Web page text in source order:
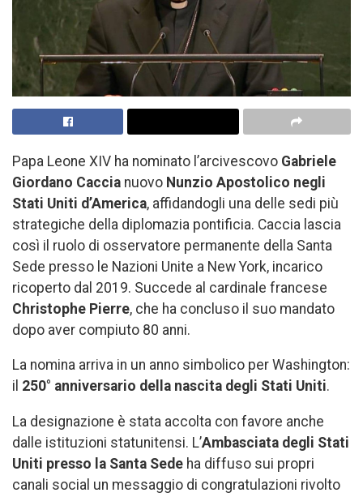
Papa Leone XIV ha nominato l’arcivescovo Gabriele
Giordano Caccia nuovo Nunzio Apostolico negli
Stati Uniti d’America, affidandogli una delle sedi più
strategiche della diplomazia pontificia. Caccia lascia
così il ruolo di osservatore permanente della Santa
Sede presso le Nazioni Unite a New York, incarico
ricoperto dal 2019. Succede al cardinale francese
Christophe Pierre, che ha concluso il suo mandato
dopo aver compiuto 80 anni.
La nomina arriva in un anno simbolico per Washington:
il 250° anniversario della nascita degli Stati Uniti.
La designazione è stata accolta con favore anche
dalle istituzioni statunitensi. L’Ambasciata degli Stati
Uniti presso la Santa Sede ha diffuso sui propri
canali social un messaggio di congratulazioni rivolto